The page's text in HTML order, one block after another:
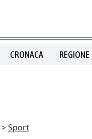
CRONACA REGIONE
Sport